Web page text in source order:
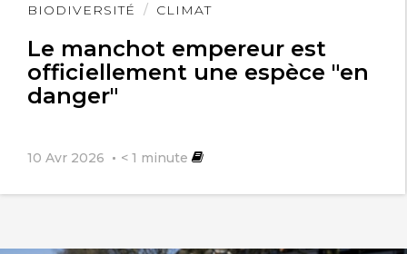
BIODIVERSITÉ CLIMAT
Le manchot empereur est
officiellement une espèce "en
danger"
10 Avr 2026 < 1 minute
Lire